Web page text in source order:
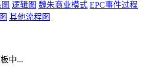
逻辑图 魏朱商业模式 EPC事件过程
其他流程图
中...